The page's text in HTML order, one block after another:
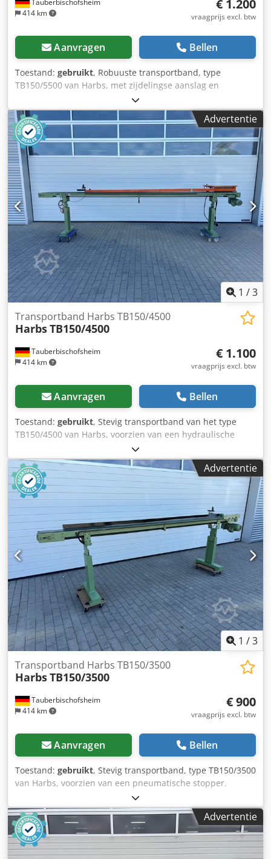
Tauberbischofsheim
414 km
€ 1.200
vraagprijs excl. btw
Aanvragen Bellen
Toestand: gebruikt, Robuuste transportband, type
TB150/5500 van Harbs, met zijdelingse aanslag en
mechanische aandrukaanordening. Technische gegevens:
- Bandbreedte: 150 mm Dcodozrx Nrjpfx Am Rsk - Lengte:
5.500 mm
Advertentie
1 /3
Tauberbischofsheim
414 km
Transportband Harbs TB150/4500
HarbsTB150/4500
€ 1.100
vraagprijs excl. btw
Aanvragen Bellen
Toestand: gebruikt, Stevig transportband van het type
TB150/4500 van Harbs, voorzien van een hydraulische
afvoer (exclusief hydraulische pomp). Technische
specificaties: Djdpfx Amozrx Nlj Rock - Bandbreedte: 150
mm - Lengte: 4.500 mm
Advertentie
1 /3
Tauberbischofsheim
414 km
Transportband Harbs TB150/3500
HarbsTB150/3500
€ 900
vraagprijs excl. btw
Aanvragen Bellen
Toestand: gebruikt, Stevig transportband, type TB150/3500
van Harbs, voorzien van een pneumatische stopper.
Technische specificaties: Dodpfx Amezrx Nfo Reck -
Bandbreedte: 150 mm - Lengte: 3.500 mm
Advertentie